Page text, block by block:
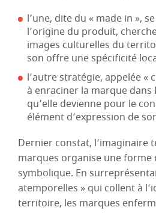
l’une, dite du « made in »,
l’origine du produit,
images culturelles du
son offre une spécificité
l’autre stratégie, appelée «
à enraciner la marque
qu’elle devienne pour le
élément d’expression de
Dernier constat, l’imaginaire
marques organise une forme
symbolique. En
atemporelles » qui collent à
territoire, les marques